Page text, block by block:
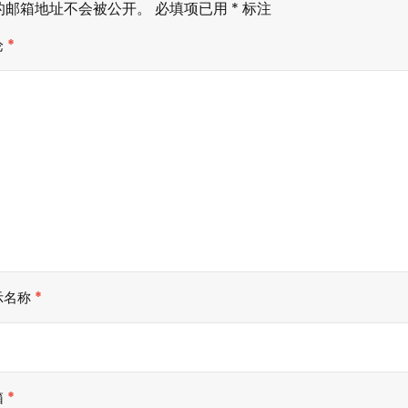
箱地址不会被公开。 必填项已用 * 标注
*
名称 *
*